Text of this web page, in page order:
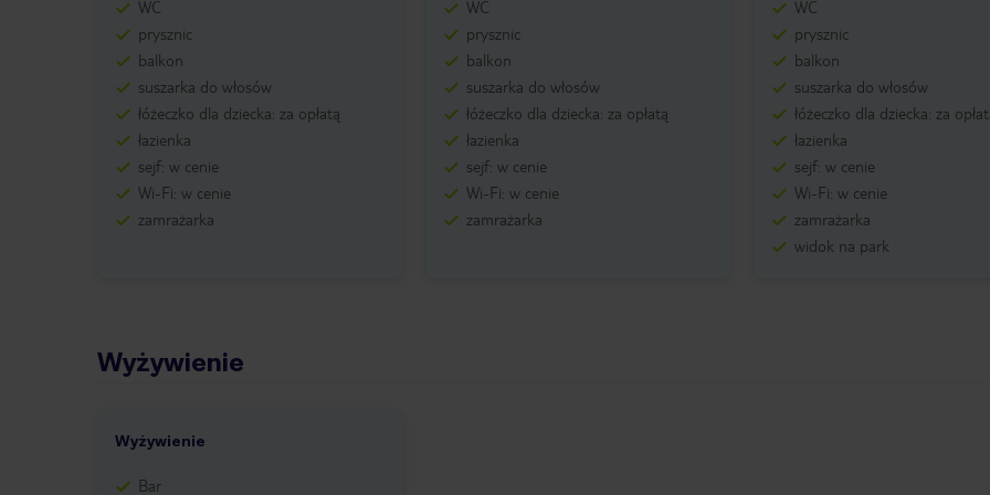
WC
prysznic
balkon
suszarka do włosów
łóżeczko dla dziecka: za opłatą
łazienka
sejf: w cenie
Wi-Fi: w cenie
zamrażarka
WC
prysznic
balkon
suszarka do włosów
łóżeczko dla dziecka: za opłatą
łazienka
sejf: w cenie
Wi-Fi: w cenie
zamrażarka
WC
prysznic
balkon
suszarka do włosów
łóżeczko dla dziecka: za
łazienka
sejf: w cenie
Wi-Fi: w cenie
zamrażarka
widok na park
Wyżywienie
Wyżywienie
Bar